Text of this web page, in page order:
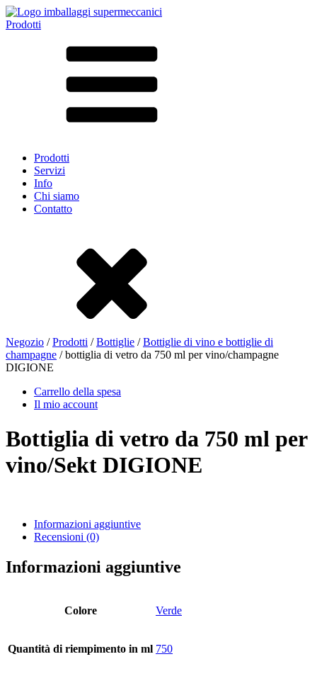
Prodotti
Secondo il materiale
LD-PE
Metallo
Borsa e Bag-in-Box
Bottiglie di birra
Prodotti chimici (267)
Nebulizzatore fine(8)
Prodotti
Servizi
Info
Chi siamo
Contatto
Negozio /Prodotti /Bottiglie /Bottiglie di vino e bottiglie di
champagne / bottiglia di vetro da 750 ml per vino/champagne
DIGIONE
Carrello della spesa
Il mio account
Bottiglia di vetro da 750 ml per
vino/Sekt DIGIONE
Informazioni aggiuntive
Recensioni (0)
Informazioni aggiuntive
Colore Verde
Quantità di riempimento in ml 750